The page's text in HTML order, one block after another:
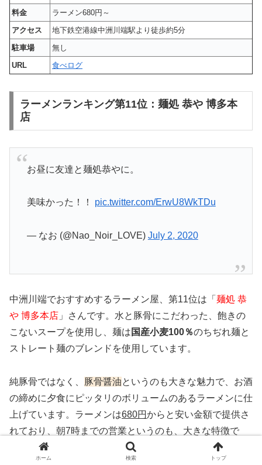
料金
ラーメン680円～
アクセス
地下鉄空港線中洲川端駅より徒歩約5分
駐車場
無し
URL
食べログ
ラーメンランキング第11位：麺処 恭や 博多本
店
お昼に友達と麺処恭やに。
美味かった！！ pic.twitter.com/ErwU8WkTDu
— なお (@Nao_Noir_LOVE) July 2, 2020
中洲川端でおすすめするラーメン屋、第11位は「 麺処 恭
や 博多本店 」さんです。水と豚骨にこだわった、飽きの
こないスープを使用し、麺は 国産小麦100％のちぢれ麺と
ストレート麺のブレンドを使用しています。
純豚骨ではなく、 豚骨醤油というのも大きな魅力で、お酒
の締めに夕食にピッタリのボリュームのあるラーメンに仕
上げています。ラーメンは680円からと安い金額で提供さ
れており、朝7時までの営業というのも、大きな特徴で
ホーム 検索 トップ